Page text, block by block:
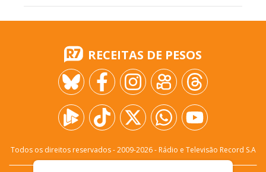
RECEITAS DE PESOS
Todos os direitos reservados - 2009-2026- Rádio e Televisão Record S.A